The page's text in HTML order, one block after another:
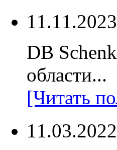
11.11.2023
DB
области...
[Читать
11.03.2022